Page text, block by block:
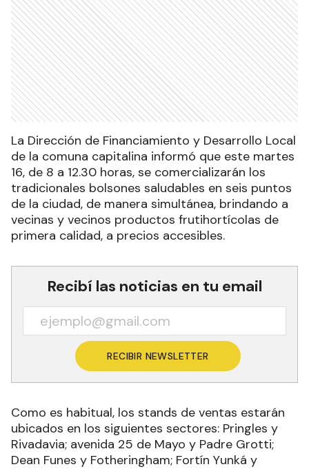
La Dirección de Financiamiento y Desarrollo Local
de la comuna capitalina informó que este martes
16, de 8 a 12.30 horas, se comercializarán los
tradicionales bolsones saludables en seis puntos
de la ciudad, de manera simultánea, brindando a
vecinas y vecinos productos frutihortícolas de
primera calidad, a precios accesibles.
Recibí las noticias en tu email
RECIBIR NEWSLETTER
Como es habitual, los stands de ventas estarán
ubicados en los siguientes sectores: Pringles y
Rivadavia; avenida 25 de Mayo y Padre Grotti;
Dean Funes y Fotheringham; Fortín Yunká y